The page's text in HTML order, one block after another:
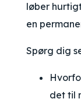
løber
en
Spørg dig
det til